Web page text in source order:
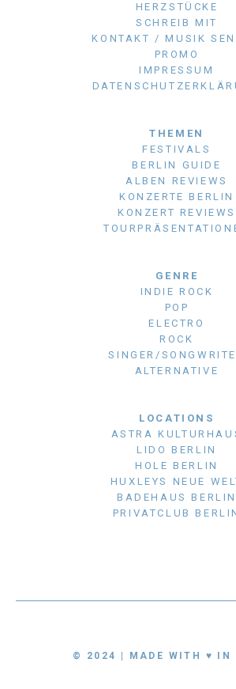
HERZSTÜCKE
SCHREIB MIT
KONTAKT / MUSIK
PROMO
IMPRESSUM
THEMEN
FESTIVALS
BERLIN GUIDE
ALBEN REVIEWS
KONZERTE BERLIN
KONZERT REVIEWS
GENRE
INDIE ROCK
POP
ELECTRO
ROCK
SINGER/
ALTERNATIVE
LOCATIONS
ASTRA
LIDO BERLIN
HOLE BERLIN
HUXLEYS NEUE
BADEHAUS BERLIN
PRIVATCLUB
© 2024 | MADE WITH ♥ IN